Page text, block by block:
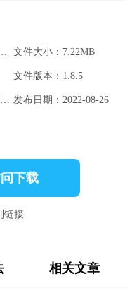
ImportFBX.dll 文件大小：7.22MB
文件版本：1.8.5
文件MD5：c2f464bcb001369271aaba39aaf8c6ec 发布日期：2022-08-26
下载
链接
相关文章